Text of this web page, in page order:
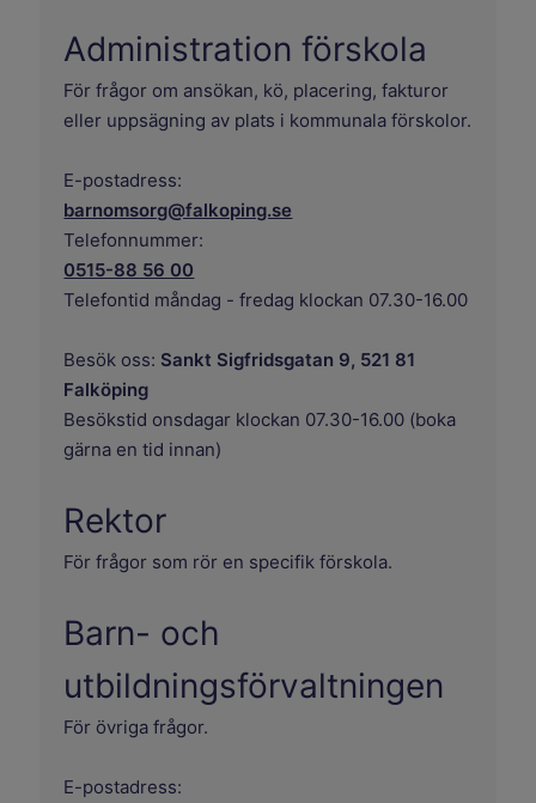
Administration förskola
För frågor om ansökan, kö, placering, fakturor
eller uppsägning av plats i kommunala förskolor.
E-postadress:
barnomsorg@falkoping.se
Telefonnummer:
0515-88 56 00
Telefontid måndag - fredag klockan 07.30-16.00
Besök oss: Sankt Sigfridsgatan 9, 521 81
Falköping
Besökstid onsdagar klockan 07.30-16.00 (boka
gärna en tid innan)
Rektor
För frågor som rör en specifik förskola.
Barn- och
utbildningsförvaltningen
För övriga frågor.
E-postadress: